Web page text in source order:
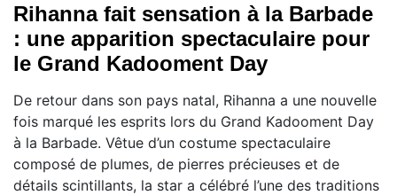
Rihanna fait sensation à la Barbade
: une apparition spectaculaire pour
le Grand Kadooment Day
De retour dans son pays natal, Rihanna a une nouvelle
fois marqué les esprits lors du Grand Kadooment Day
à la Barbade. Vêtue d’un costume spectaculaire
composé de plumes, de pierres précieuses et de
détails scintillants, la star a célébré l’une des traditions